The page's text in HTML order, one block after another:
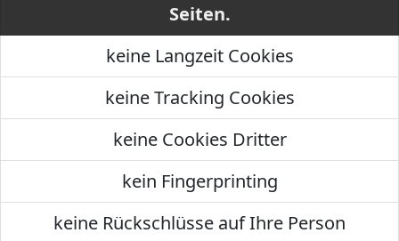
Seiten.
keine Langzeit Cookies
keine Tracking Cookies
keine Cookies Dritter
kein Fingerprinting
keine Rückschlüsse auf Ihre Person